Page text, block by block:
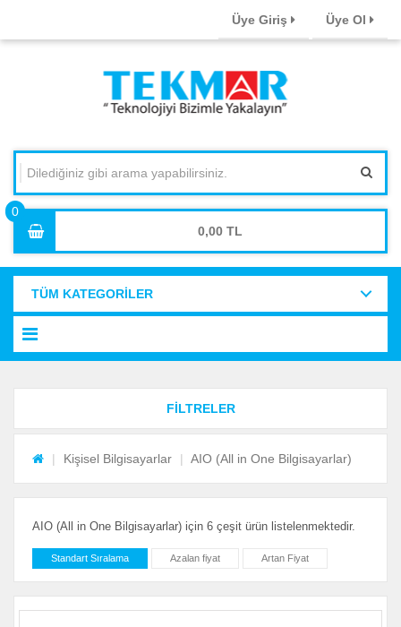
Üye Giriş Üye Ol
0,00
TÜM KATEGORİLER
FİLTRELER
Kişisel Bilgisayarlar AIO (All in One Bilgisayarlar)
AIO (All in One Bilgisayarlar) için 6 çeşit ürün listelenmektedir.
Standart Sıralama Azalan fiyat Artan Fiyat